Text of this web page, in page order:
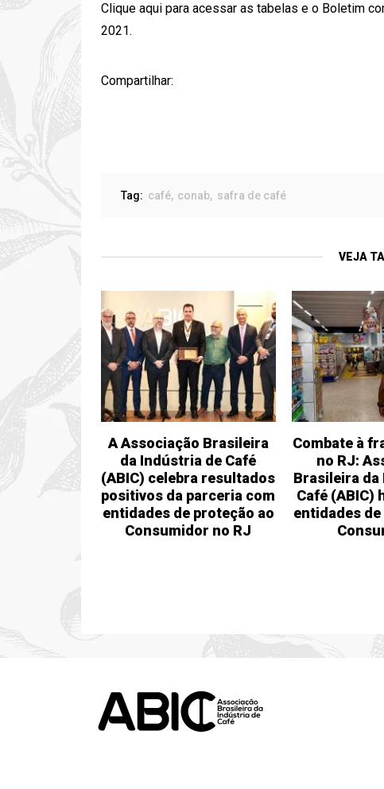
Clique aqui para acessar as tabelas e o Boletim
2021.
Compartilhar:
Tag: café conab safra de café
VEJA
A Associação Brasileira
da Indústria de Café
(ABIC) celebra resultados
positivos da parceria com
entidades de proteção ao
Consumidor no RJ
Combate à
no RJ:
Brasileira
Café (ABIC)
entidades